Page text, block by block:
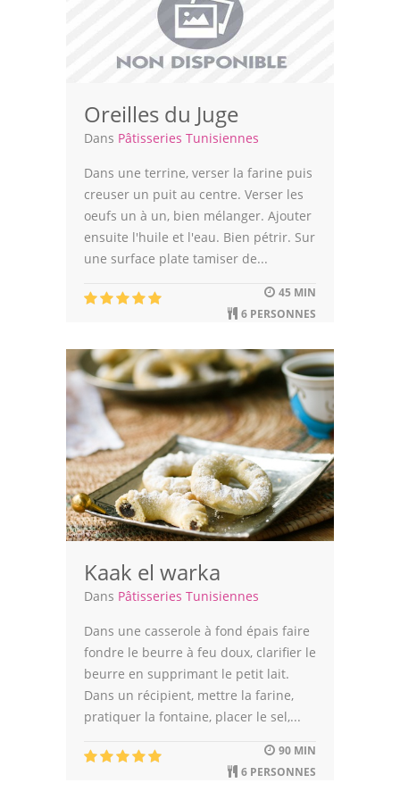
Oreilles du Juge
Dans Pâtisseries Tunisiennes
Dans une terrine, verser la farine puis
creuser un puit au centre. Verser les
oeufs un à un, bien mélanger. Ajouter
ensuite l'huile et l'eau. Bien pétrir. Sur
une surface plate tamiser de...
45 MIN
6 PERSONNES
Kaak el warka
Dans Pâtisseries Tunisiennes
Dans une casserole à fond épais faire
fondre le beurre à feu doux, clarifier le
beurre en supprimant le petit lait.
Dans un récipient, mettre la farine,
pratiquer la fontaine, placer le sel,...
90 MIN
6 PERSONNES